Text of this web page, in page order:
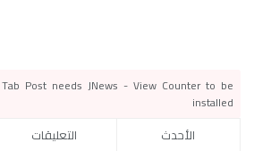
Post needs JNews - View Counter to be
installed
التعليقات الأحدث